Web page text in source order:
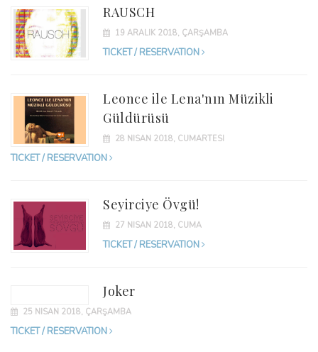
RAUSCH
19 ARALIK 2018, ÇARŞAMBA
TICKET / RESERVATION
Leonce ile Lena'nın Müzikli
Güldürüsü
28 NISAN 2018, CUMARTESI
TICKET / RESERVATION
Seyirciye Övgü!
27 NISAN 2018, CUMA
TICKET / RESERVATION
Joker
25 NISAN 2018, ÇARŞAMBA
TICKET / RESERVATION